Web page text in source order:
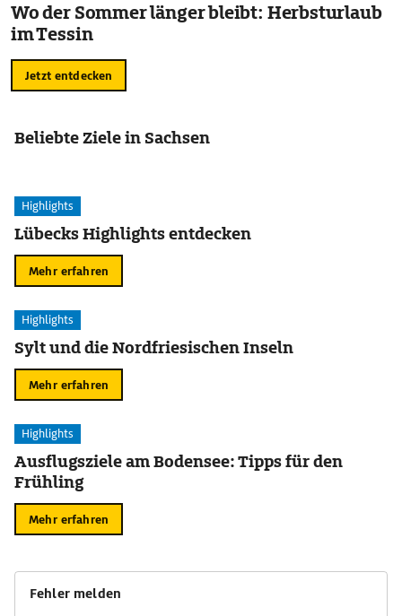
Wo der Sommer länger bleibt: Herbsturlaub
im Tessin
Jetzt entdecken
Beliebte Ziele in Sachsen
Highlights
Lübecks Highlights entdecken
Mehr erfahren
Highlights
Sylt und die Nordfriesischen Inseln
Mehr erfahren
Highlights
Ausflugsziele am Bodensee: Tipps für den
Frühling
Mehr erfahren
Fehler melden